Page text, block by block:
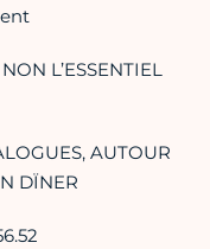
L’ESSENTIEL
AUTOUR
DÏNER